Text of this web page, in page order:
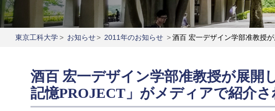
東京工科大学> お知らせ> 2011年のお知らせ >酒百 宏一デザイン学部准教授
酒百 宏一デザイン学部准教授が展
記憶PROJECT」がメディアで紹介さ